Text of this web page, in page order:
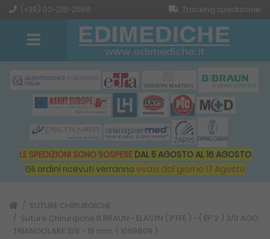
(+39) 02-215-2568 Tracking spedizione
LE SPEDIZIONI SONO SOSPESE DAL 5 AGOSTO AL 16 AGOSTO
Gli ordini ricevuti verranno evasi dal giorno 17 Agosto
SUTURE CHIRURGICHE
Suture Chirurgiche B BRAUN - ELASYN ( PTFE ) - ( EP 2 ) 3/0 AGO
TRIANGOLARE 3/8 - 19 mm. ( 1069809 )